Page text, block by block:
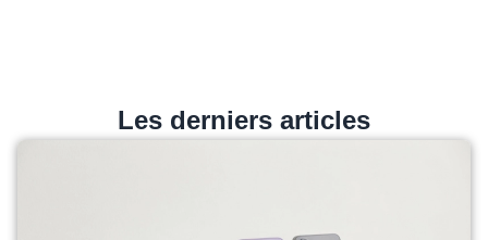
Les derniers articles